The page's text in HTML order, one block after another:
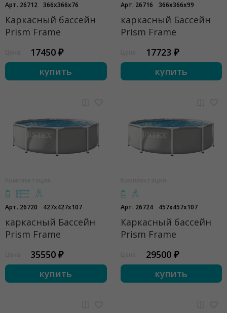
Арт. 26712 366x366x76
Каркасный бассейн
Prism Frame
17450 ₽
купить
Арт. 26716 366x366x99
каркасный Бассейн
Prism Frame
17723 ₽
купить
Арт. 26720 427x427x107
каркасный Бассейн
Prism Frame
35550 ₽
купить
Арт. 26724 457x457x107
Каркасный бассейн
Prism Frame
29500 ₽
купить